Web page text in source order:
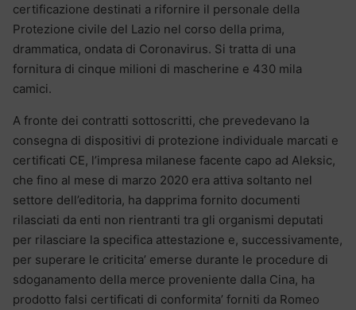
certificazione destinati a rifornire il personale della
Protezione civile del Lazio nel corso della prima,
drammatica, ondata di Coronavirus. Si tratta di una
fornitura di cinque milioni di mascherine e 430 mila
camici.
A fronte dei contratti sottoscritti, che prevedevano la
consegna di dispositivi di protezione individuale marcati e
certificati CE, l’impresa milanese facente capo ad Aleksic,
che fino al mese di marzo 2020 era attiva soltanto nel
settore dell’editoria, ha dapprima fornito documenti
rilasciati da enti non rientranti tra gli organismi deputati
per rilasciare la specifica attestazione e, successivamente,
per superare le criticita’ emerse durante le procedure di
sdoganamento della merce proveniente dalla Cina, ha
prodotto falsi certificati di conformita’ forniti da Romeo